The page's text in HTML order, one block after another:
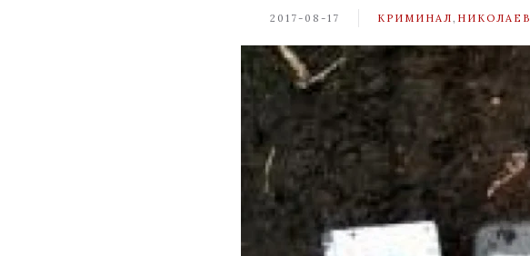
2017-08-17 КРИМИНАЛ НИКОЛАЕВ